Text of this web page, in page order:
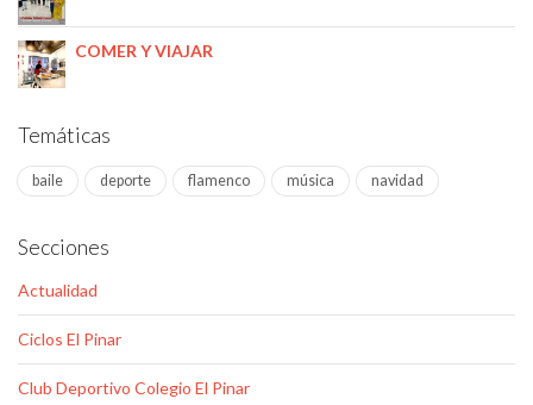
COMER Y VIAJAR
Temáticas
baile deporte flamenco música navidad
Secciones
Actualidad
Ciclos El Pinar
Club Deportivo Colegio El Pinar